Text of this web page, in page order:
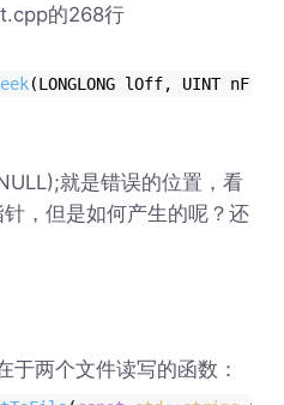
的268行
(LONGLONG lOff, UINT
就是错误的位置，看
，但是如何产生的呢？还
于两个文件读写的函数：